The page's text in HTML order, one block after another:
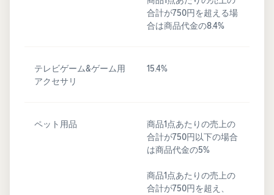
合計が750円を超える場
合は商品代金の8.4%
テレビゲーム&ゲーム用
アクセサリ
15.4%
ペット用品
商品1点あたりの売上の
合計が750円以下の場合
は商品代金の5%
商品1点あたりの売上の
合計が750円を超え、